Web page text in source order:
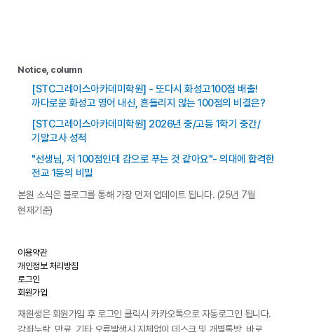
Notice, column
[STC그레이스아카데미학원] - 또다시 화성고100점 배출!
까다로운 화성고 영어 내신, 흔들리지 않는 100점의 비결은?
[STC그레이스아카데미학원] 2026년 중/고등 1학기 중간/
기말고사 성적
"선생님, 저 100점인데 감으로 푸는 것 같아요"- 의대에 합격한
전교 1등의 비밀
본원 소식은 블로그를 통해 가장 먼저 업데이트 됩니다. (25년 7월
현재기준)
이용약관
개인정보 처리방침
로그인
회원가입
재원생은 회원가입 후 로그인 클릭시 카카오톡으로 자동로그인 됩니다.
강좌누락, 만료, 기타 오류발생시 지체없이 데스크 및 개별톡방, 바로